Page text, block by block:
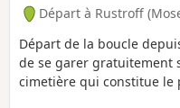
Départ à Rustroff
Départ de la boucle
de se garer gratuitement
cimetière qui constitue le